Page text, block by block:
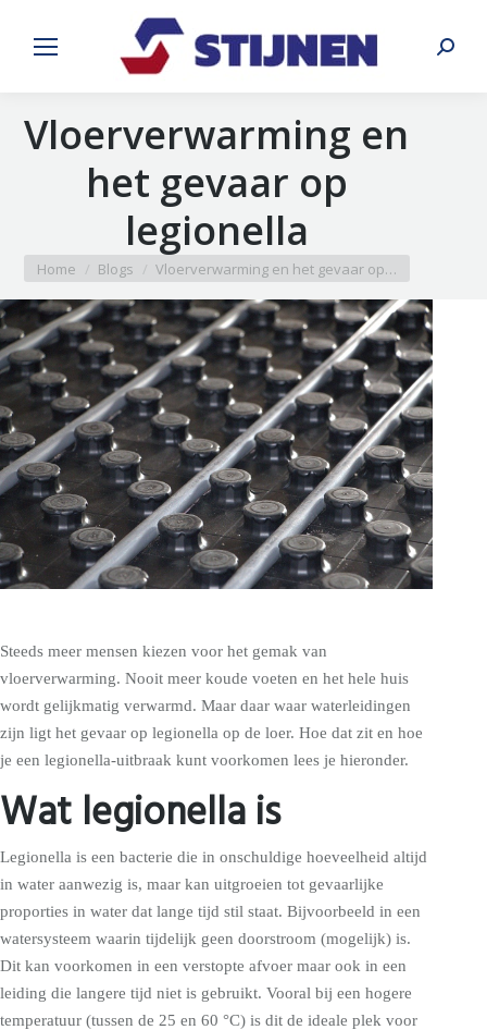
Search:
Vloerverwarming en
het gevaar op
legionella
You are here:
Home Blogs Vloerverwarming en het gevaar op…
Steeds meer mensen kiezen voor het gemak van
vloerverwarming. Nooit meer koude voeten en het hele huis
wordt gelijkmatig verwarmd. Maar daar waar waterleidingen
zijn ligt het gevaar op legionella op de loer. Hoe dat zit en hoe
je een legionella-uitbraak kunt voorkomen lees je hieronder.
Wat legionella is
Legionella is een bacterie die in onschuldige hoeveelheid altijd
in water aanwezig is, maar kan uitgroeien tot gevaarlijke
proporties in water dat lange tijd stil staat. Bijvoorbeeld in een
watersysteem waarin tijdelijk geen doorstroom (mogelijk) is.
Dit kan voorkomen in een verstopte afvoer maar ook in een
leiding die langere tijd niet is gebruikt. Vooral bij een hogere
temperatuur (tussen de 25 en 60 °C) is dit de ideale plek voor